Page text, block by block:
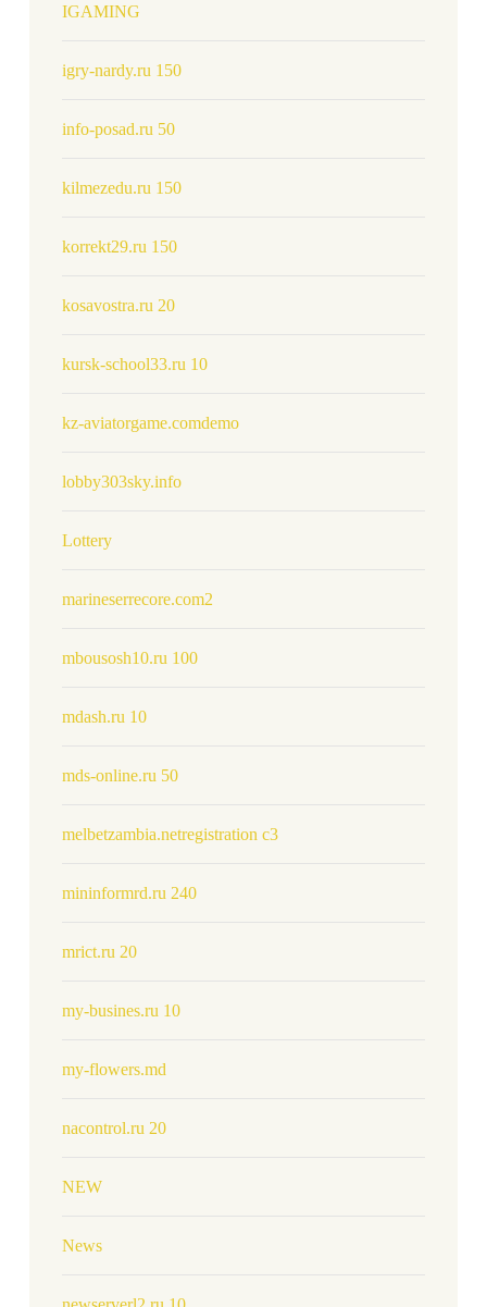
IGAMING
igry-nardy.ru 150
info-posad.ru 50
kilmezedu.ru 150
korrekt29.ru 150
kosavostra.ru 20
kursk-school33.ru 10
kz-aviatorgame.comdemo
lobby303sky.info
Lottery
marineserrecore.com2
mbousosh10.ru 100
mdash.ru 10
mds-online.ru 50
melbetzambia.netregistration c3
mininformrd.ru 240
mrict.ru 20
my-busines.ru 10
my-flowers.md
nacontrol.ru 20
NEW
News